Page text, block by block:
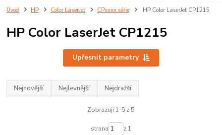
Úvod HP Color LaserJet CPxxxx série HP Color LaserJet CP1215
HP Color LaserJet CP1215
Upřesnit parametry
Nejnovější Nejlevnější Nejdražší
Zobrazuji 1-5 z 5
strana z 1